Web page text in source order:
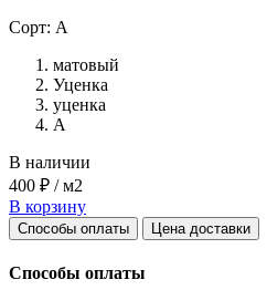
Сорт: А
матовый
Уценка
уценка
А
В наличии
400 ₽ / м2
В корзину
Способы оплаты Цена доставки
Способы оплаты